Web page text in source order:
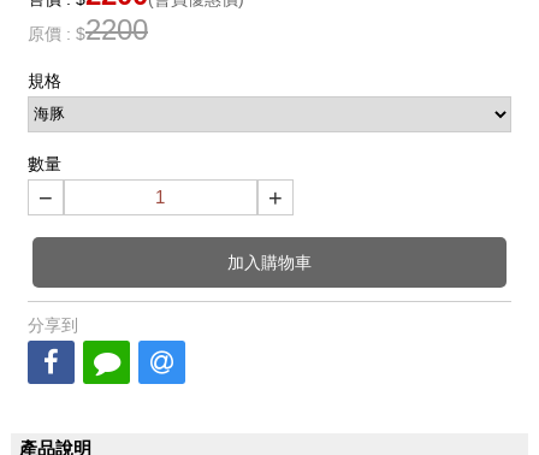
原價 : $2200
規格
數量
− +
加入購物車
分享到
產品說明